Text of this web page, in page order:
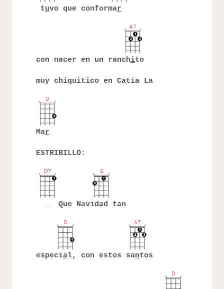
tuvo que conformar
con nacer en un ranchito
muy chiquitico en Catia La
Mar
ESTRIBILLO:
Que Navidad tan
especial, con estos santos